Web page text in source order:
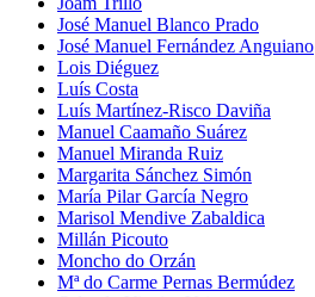
José Manuel Blanco Prado
José Manuel Fernández Anguiano
Lois Diéguez
Luís Costa
Luís Martínez-Risco Daviña
Manuel Caamaño Suárez
Manuel Miranda Ruiz
Margarita Sánchez Simón
María Pilar García Negro
Marisol Mendive Zabaldica
Millán Picouto
Moncho do Orzán
Mª do Carme Pernas Bermúdez